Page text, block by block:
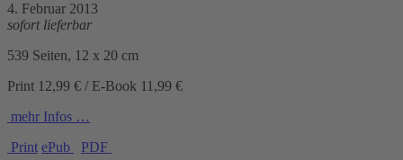
4. Februar 2013
sofort lieferbar
539 Seiten, 12 x 20 cm
Print 12,99 € / E-Book 11,99 €
mehr Infos …
Print ePub PDF